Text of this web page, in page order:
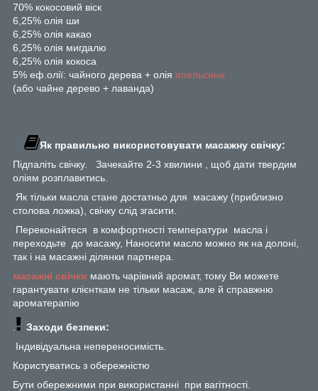
70% кокосовий віск
6,25% олія ши
6,25% олія какао
6,25% олія мигдалю
6,25% олія кокоса
5% еф.олії: чайного дерева + олія апельсина
(або чайне дерево + лаванда)
Як правильно використовувати масажну свічку:
Підпаліть свічку. Зачекайте 2-3 хвилини , щоб дати твердим
оліям розплавитись.
Як тільки масла стане достатньо для масажу (приблизно
столова ложка), свічку слід згасити.
Переконайтеся в комфортності температури масла і
переходьте до масажу, Наносити масло можно як на долоні,
так і на масажні ділянки партнера.
масажні свічки мають чарівний аромат, тому Ви можете
гарантувати клієнткам не тільки масаж, але й справжню
ароматерапію
Заходи безпеки:
Індивідуальна непереносимість.
Користуватись з обережністю
Бути обережними при використанні при вагітності.